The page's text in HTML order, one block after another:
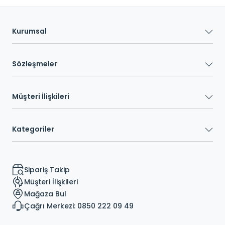
Kurumsal
Sözleşmeler
Müşteri İlişkileri
Kategoriler
Sipariş Takip
Müşteri İlişkileri
Mağaza Bul
Çağrı Merkezi: 0850 222 09 49